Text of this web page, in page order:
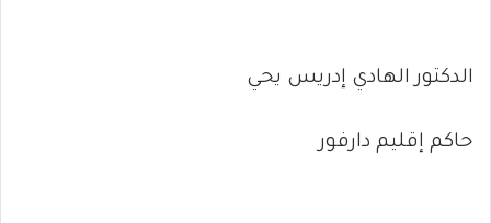
الدكتور الهادي إدريس يحي
حاكم إقليم دارفور